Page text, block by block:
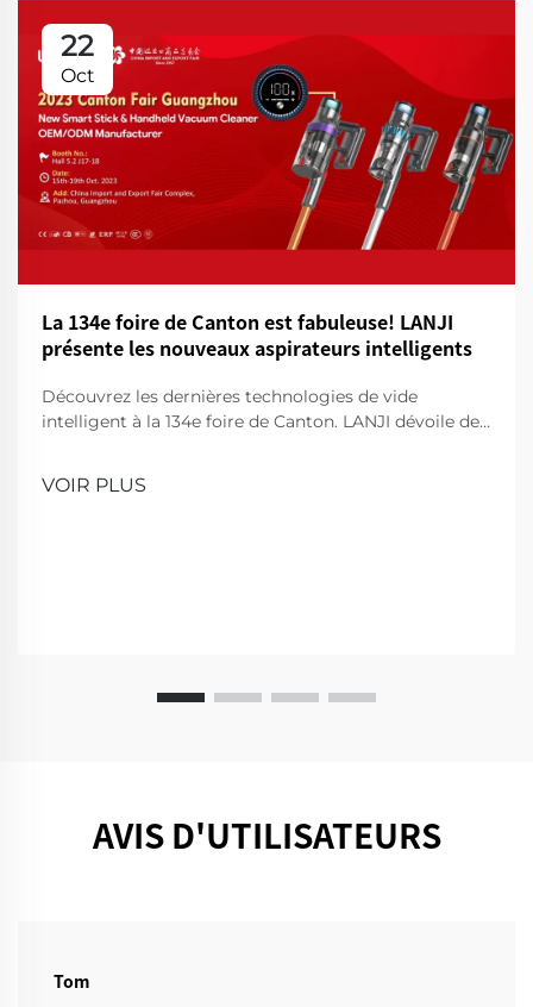
22
Oct
La 134e foire de Canton est fabuleuse! LANJI
présente les nouveaux aspirateurs intelligents
Découvrez les dernières technologies de vide
intelligent à la 134e foire de Canton. LANJI dévoile des
une démonstration!
VOIR PLUS
AVIS D'UTILISATEURS
Tom